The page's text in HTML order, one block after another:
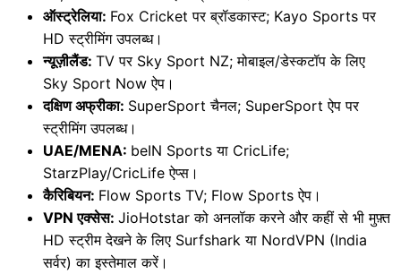
ऑस्ट्रेलिया: Fox Cricket पर ब्रॉडकास्ट; Kayo Sports पर
HD स्ट्रीमिंग उपलब्ध।
न्यूज़ीलैंड: TV पर Sky Sport NZ; मोबाइल/डेस्कटॉप के लिए
Sky Sport Now ऐप।
दक्षिण अफ्रीका: SuperSport चैनल; SuperSport ऐप पर
स्ट्रीमिंग उपलब्ध।
UAE/MENA: beIN Sports या CricLife;
StarzPlay/CricLife ऐप्स।
कैरिबियन: Flow Sports TV; Flow Sports ऐप।
VPN एक्सेस: JioHotstar को अनलॉक करने और कहीं से भी मुफ़्त
HD स्ट्रीम देखने के लिए Surfshark या NordVPN (India
सर्वर) का इस्तेमाल करें।